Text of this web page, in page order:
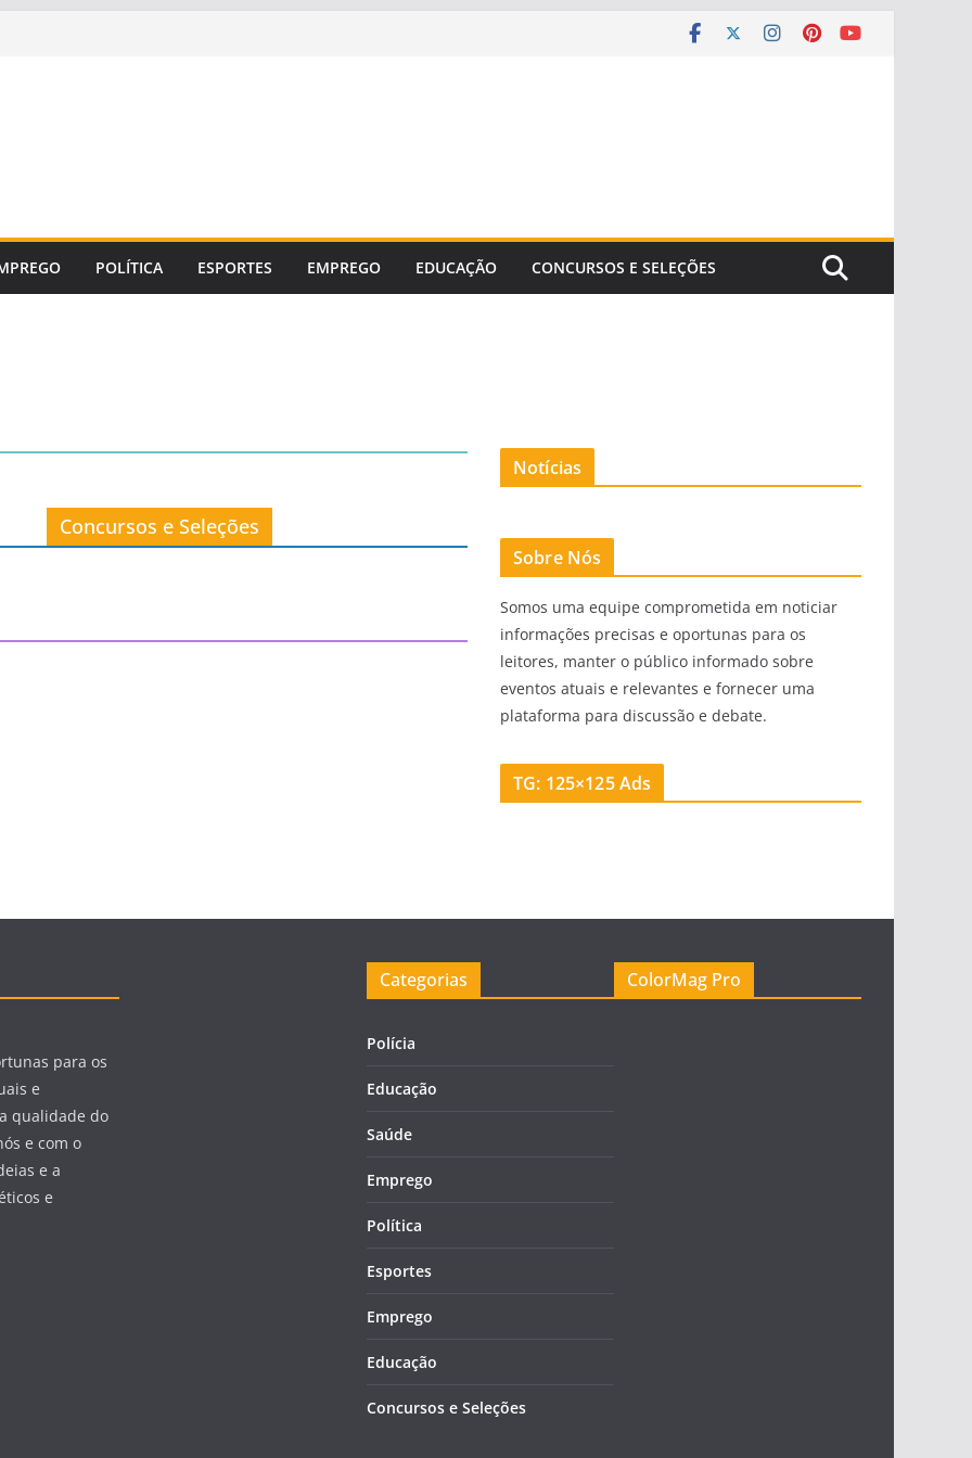
POLÍTICA ESPORTES EMPREGO EDUCAÇÃO CONCURSOS E SELEÇÕES
Concursos e Seleções
Notícias
Sobre Nós
Somos uma equipe comprometida em noticiar
informações precisas e oportunas para os
leitores, manter o público informado sobre
eventos atuais e relevantes e fornecer uma
plataforma para discussão e debate.
TG: 125×125 Ads
para os
e
qualidade do
e com o
e a
e
Categorias
Polícia
Educação
Saúde
Emprego
Política
Esportes
Emprego
Educação
Concursos e Seleções
ColorMag Pro